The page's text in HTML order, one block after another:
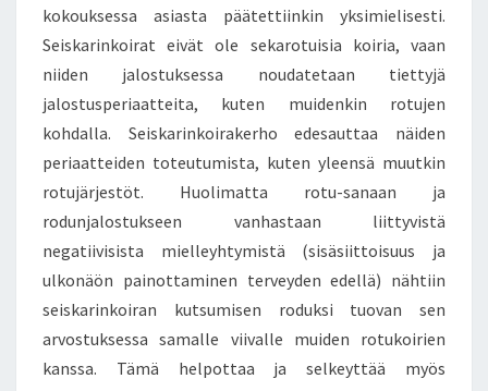
kokouksessa asiasta päätettiinkin yksimielisesti.
Seiskarinkoirat eivät ole sekarotuisia koiria, vaan
niiden jalostuksessa noudatetaan tiettyjä
jalostusperiaatteita, kuten muidenkin rotujen
kohdalla. Seiskarinkoirakerho edesauttaa näiden
periaatteiden toteutumista, kuten yleensä muutkin
rotujärjestöt. Huolimatta rotu-sanaan ja
rodunjalostukseen vanhastaan liittyvistä
negatiivisista mielleyhtymistä (sisäsiittoisuus ja
ulkonäön painottaminen terveyden edellä) nähtiin
seiskarinkoiran kutsumisen roduksi tuovan sen
arvostuksessa samalle viivalle muiden rotukoirien
kanssa. Tämä helpottaa ja selkeyttää myös